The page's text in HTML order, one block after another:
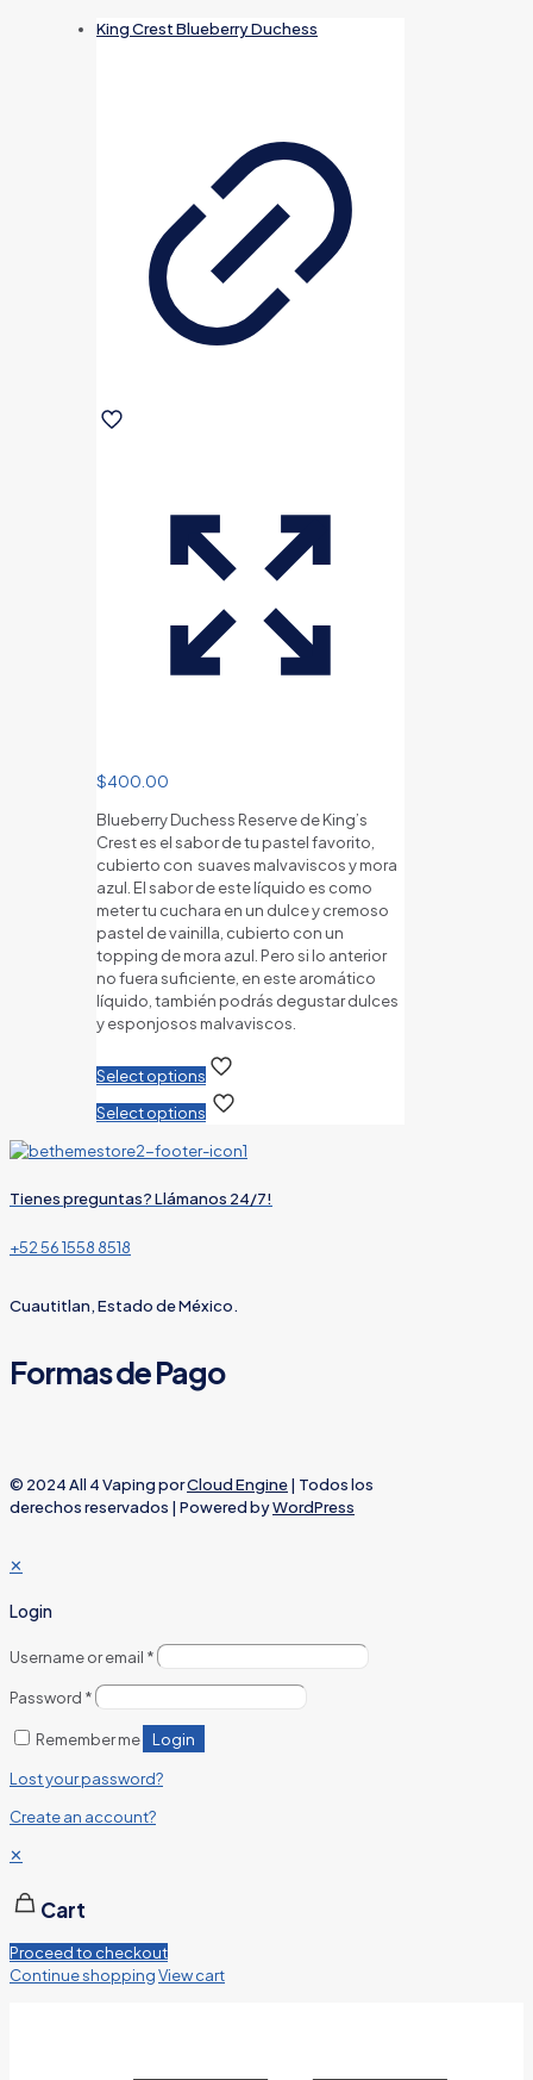
King Crest Blueberry Duchess
$400.00
Blueberry Duchess Reserve de King’s
Crest es el sabor de tu pastel favorito,
cubierto con suaves malvaviscos y mora
azul. El sabor de este líquido es como
meter tu cuchara en un dulce y cremoso
pastel de vainilla, cubierto con un
topping de mora azul. Pero si lo anterior
no fuera suficiente, en este aromático
líquido, también podrás degustar dulces
y esponjosos malvaviscos.
Select options
Select options
This
product
has
multiple
The
chosen
product
page
Tienes preguntas? Llámanos 24/7!
+52 56 1558 8518
Cuautitlan, Estado de México.
Formas de Pago
© 2024 All 4 Vaping porCloud Engine| Todos los
derechos reservados | Powered byWordPress
✕
Login
Username or email *
Password *
Remember me Login
Lost your password?
Create an account?
✕
Cart
Proceed to checkout
Continue shoppingView cart